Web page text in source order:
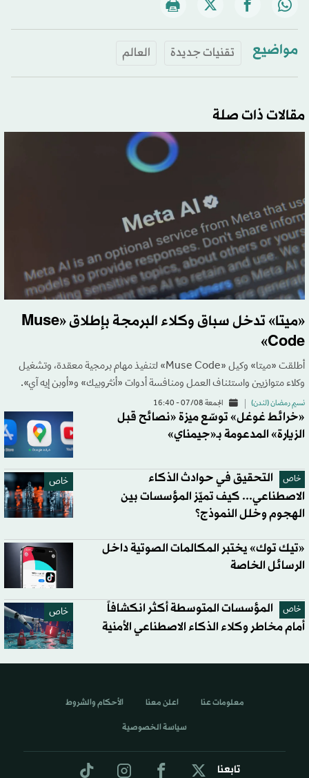
مواضيع تقنيات جديدة العالم
مقالات ذات صلة
«ميتا» تدخل سباق وكلاء البرمجة بإطلاق «Muse
Code»
أطلقت «ميتا» وكيل «Muse Code» لتنفيذ مهام برمجية معقدة، وتشغيل
وكلاء متوازيين واستئناف العمل ومنافسة أدوات «أنثروبيك» و«أوبن إيه آي».
نسيم رمضان (لندن) الجمعة 07/08 - 16:40
«خرائط غوغل» توسّع ميزة «نصائح قبل
الزيارة» المدعومة بـ«جيمناي»
خاص خاص
التحقيق في حوادث الذكاء
الاصطناعي... كيف تميّز المؤسسات بين
الهجوم وخلل النموذج؟
«تيك توك» يختبر المكالمات الصوتية داخل
الرسائل الخاصة
خاص خاص
المؤسسات المتوسطة أكثر انكشافاً
أمام مخاطر وكلاء الذكاء الاصطناعي الأمنية
تابعنا
معلومات عنا اعلن معنا الأحكام والشروط
سياسة الخصوصية